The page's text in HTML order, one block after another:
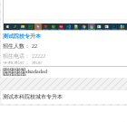
测试院校专升本
招生人数： 22
招生电话： 22222
学校地址： 地址
dsadadasd
dasdadadadsadadad
sdadadada
测试本科院校城市专升本